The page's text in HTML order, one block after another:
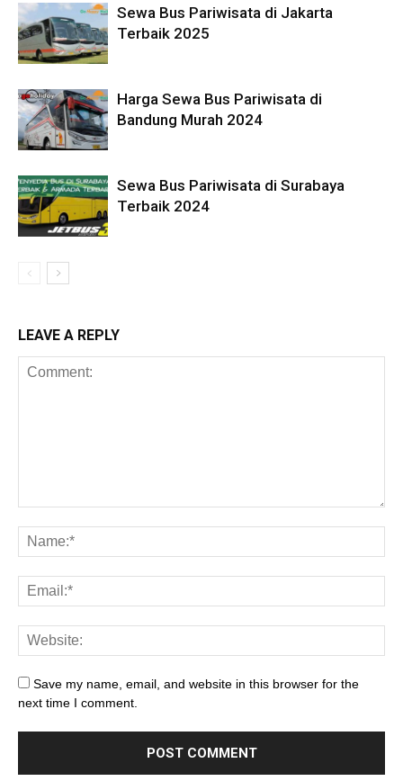
Sewa Bus Pariwisata di Jakarta
Terbaik 2025
Harga Sewa Bus Pariwisata di
Bandung Murah 2024
Sewa Bus Pariwisata di Surabaya
Terbaik 2024
LEAVE A REPLY
Save my name, email, and website in this browser for the
next time I comment.